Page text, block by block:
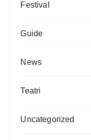
Festival
Guide
News
Teatri
Uncategorized